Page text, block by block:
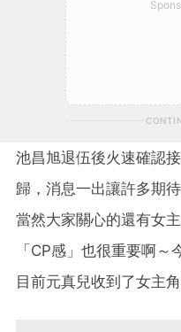
池昌旭退伍後火速確認
歸，消息一出讓許多期
當然大家關心的還有女
「CP感」也很重要啊～
目前元真兒收到了女主